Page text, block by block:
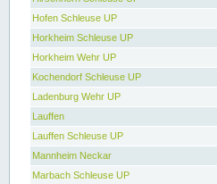
Hofen Schleuse UP
Horkheim Schleuse UP
Horkheim Wehr UP
Kochendorf Schleuse UP
Ladenburg Wehr UP
Lauffen
Lauffen Schleuse UP
Mannheim Neckar
Marbach Schleuse UP